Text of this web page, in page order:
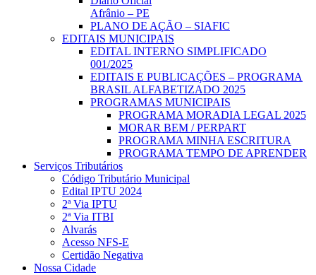
Afrânio – PE
PLANO DE AÇÃO – SIAFIC
EDITAIS MUNICIPAIS
EDITAL INTERNO SIMPLIFICADO
001/2025
EDITAIS E PUBLICAÇÕES – PROGRAMA
BRASIL ALFABETIZADO 2025
PROGRAMAS MUNICIPAIS
PROGRAMA MORADIA LEGAL 2025
MORAR BEM / PERPART
PROGRAMA MINHA ESCRITURA
PROGRAMA TEMPO DE APRENDER
Serviços Tributários
Código Tributário Municipal
Edital IPTU 2024
2ª Via IPTU
2ª Via ITBI
Alvarás
Acesso NFS-E
Certidão Negativa
Nossa Cidade